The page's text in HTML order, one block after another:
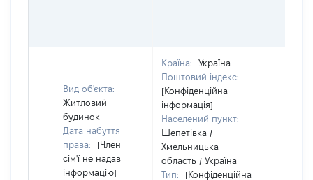
Вид об'єкта:
Житловий
будинок
Дата набуття
права:
[Член
сім'ї не надав
інформацію]
Країна:
Україна
Поштовий індекс:
[Конфіденційна
інформація]
Населений пункт:
Шепетівка /
Хмельницька
область / Україна
Тип:
[Конфіденційна